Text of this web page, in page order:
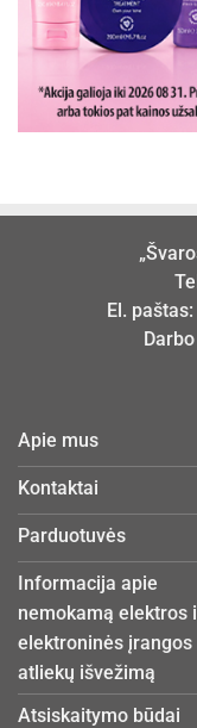
El. paštas:
Apie mus
Kontaktai
Parduotuvės
Informacija apie
nemokamą elektros
elektroninės įrangos
atliekų išvežimą
Atsiskaitymo būdai